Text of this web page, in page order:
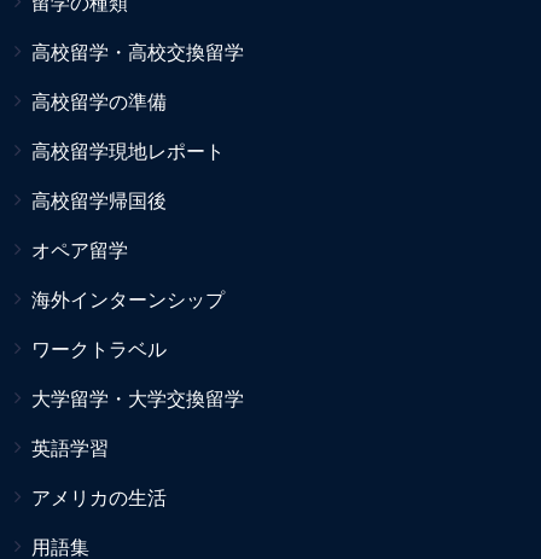
高校留学・高校交換留学
高校留学の準備
高校留学現地レポート
高校留学帰国後
オペア留学
海外インターンシップ
ワークトラベル
大学留学・大学交換留学
英語学習
アメリカの生活
用語集